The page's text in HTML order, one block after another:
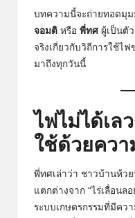
บทความนี้จะถ่ายทอดมุ
จอมติ หรือ พี่ทศ ผู้เป็นตั
จริงเกี่ยวกับวิถีการใช้ไ
มาถึงทุกวันนี้
ไฟไม่ได้เล
ใช้ด้วยควา
พี่ทศเล่าว่า ชาวบ้านห้วย
แตกต่างจาก “ไร่เลื่อนล
ระบบเกษตรกรรมที่มีคว